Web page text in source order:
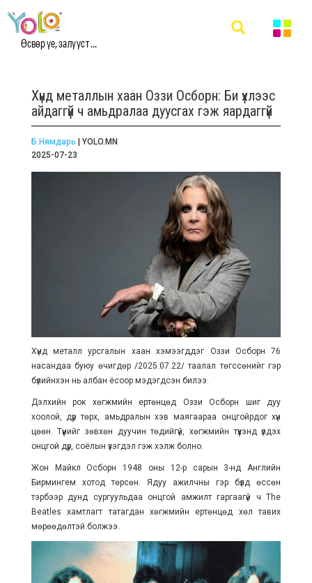
Өсвөр үе, залууст ...
Хүнд металлын хаан Оззи Осборн: Би үхлээс
айдаггүй ч амьдралаа дуусгах гэж яардаггүй
Б.Нямдарь | YOLO.MN
2025-07-23
Хүнд металл урсгалын хаан хэмээгддэг Оззи Осборн 76
насандаа буюу өчигдөр /2025.07.22/ таалал төгссөнийг гэр
бүлийнхэн нь албан ёсоор мэдэгдсэн билээ.
Дэлхийн рок хөгжмийн ертөнцөд Оззи Осборн шиг дуу
хоолой, дүр төрх, амьдралын хэв маягаараа онцгойрдог хүн
цөөн. Түүнийг зөвхөн дуучин төдийгүй, хөгжмийн түүхэнд үлдэх
онцгой дүр, соёлын үзэгдэл гэж хэлж болно.
Жон Майкл Осборн 1948 оны 12-р сарын 3-нд Английн
Бирмингем хотод төрсөн. Ядуу ажилчны гэр бүлд өссөн
тэрбээр дунд сургуульдаа онцгой амжилт гаргаагүй ч The
Beatles хамтлагт татагдан хөгжмийн ертөнцөд хөл тавих
мөрөөдөлтэй болжээ.